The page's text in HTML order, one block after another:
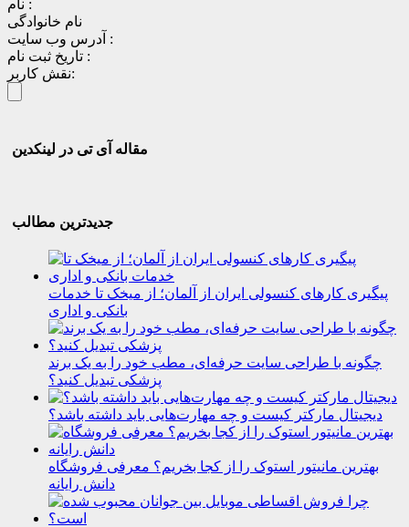
نام :
نام خانوادگی
آدرس وب سایت :
تاریخ ثبت نام :
نقش کاربر:
مقاله آی تی در لینکدین
جدیدترین مطالب
پیگیری کارهای کنسولی ایران از آلمان؛ از میخک تا خدمات
بانکی و اداری
چگونه با طراحی سایت حرفه‌ای، مطب خود را به یک برند
پزشکی تبدیل کنید؟
دیجیتال مارکتر کیست و چه مهارت‌هایی باید داشته باشد؟
بهترین مانیتور استوک را از کجا بخریم؟ معرفی فروشگاه
دانش رایانه